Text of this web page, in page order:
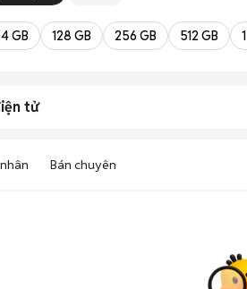
GB 128 GB 256 GB 512 GB
tử
Bán chuyên